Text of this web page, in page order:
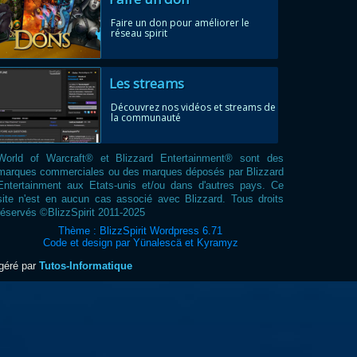
Faire un don pour améliorer le
réseau spirit
Les streams
Découvrez nos vidéos et streams de
la communauté
of Warcraft® et Blizzard Entertainment® sont des
commerciales ou des marques déposés par Blizzard
aux Etats-unis et/ou dans d'autres pays. Ce
n'est en aucun cas associé avec Blizzard. Tous droits
©BlizzSpirit 2011-2025
Thème : BlizzSpirit Wordpress 6.71
Code et design par Yünalescä et Kyramyz
par Tutos-Informatique